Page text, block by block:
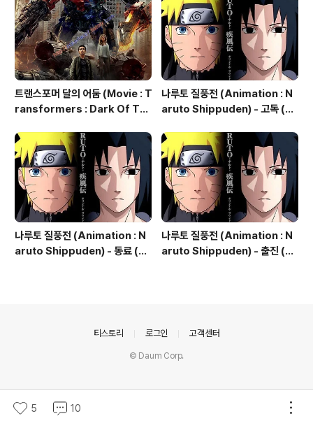
트랜스포머 달의 어둠 (Movie : T
ransformers : Dark Of Th
Needs You Now
나루토 질풍전 (Animation : N
aruto Shippuden) - 고독 (孤
나루토 질풍전 (Animation : N
aruto Shippuden) - 동료 (仲
나루토 질풍전 (Animation : N
aruto Shippuden) - 출진 (出
5 10
티스토리 로그인 고객센터
© Daum Corp.